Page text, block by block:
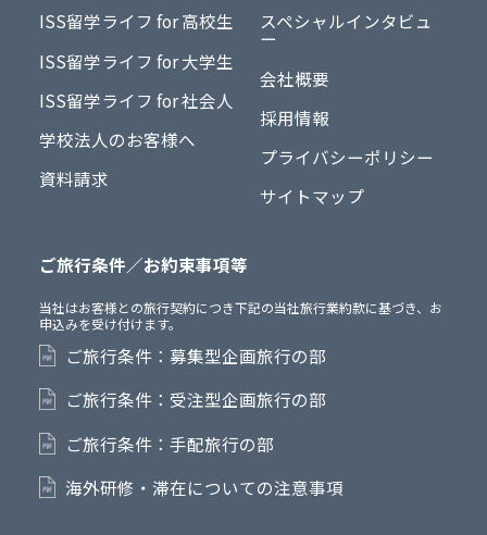
ISS留学ライフ for 高校生
ISS留学ライフ for 大学生
ISS留学ライフ for 社会人
学校法人のお客様へ
資料請求
スペシャルインタビュ
ー
会社概要
採用情報
プライバシーポリシー
サイトマップ
ご旅行条件／お約束事項等
当社はお客様との旅行契約につき下記の当社旅行業約款に基づき、お
申込みを受け付けます。
ご旅行条件：募集型企画旅行の部
ご旅行条件：受注型企画旅行の部
ご旅行条件：手配旅行の部
海外研修・滞在についての注意事項